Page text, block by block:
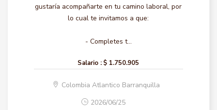
gustaría acompañarte en tu camino laboral, por
lo cual te invitamos a que:
- Completes t...
Salario : $ 1.750.905
Colombia Atlantico Barranquilla
2026/06/25